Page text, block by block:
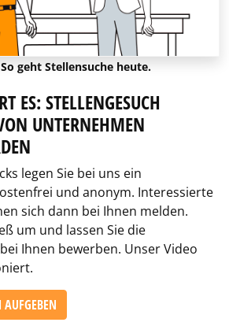
Video
geht Stellensuche heute.
ES: STELLENGESUCH
UNTERNEHMEN
legen Sie bei uns ein
und anonym. Interessierte
sich dann bei Ihnen melden.
um und lassen Sie die
Ihnen bewerben. Unser Video
AUFGEBEN